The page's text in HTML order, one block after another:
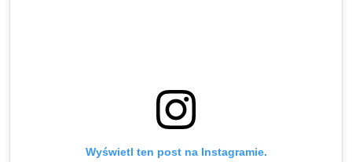
Wyświetl ten post na Instagramie.